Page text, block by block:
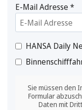
E-Mail Adresse*
HANSA Daily
Sie müssen den
Formular
Daten mit